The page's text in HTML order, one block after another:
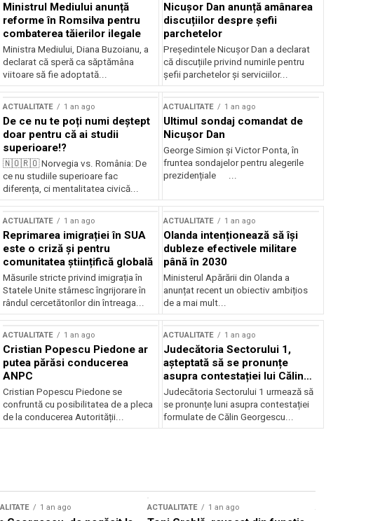
Ministrul Mediului anunță
reforme în Romsilva pentru
combaterea tăierilor ilegale
Ministra Mediului, Diana Buzoianu, a
declarat că speră ca săptămâna
viitoare să fie adoptată...
Nicușor Dan anunță amânarea
discuțiilor despre șefii
parchetelor
Președintele Nicușor Dan a declarat
că discuțiile privind numirile pentru
șefii parchetelor și serviciilor...
ACTUALITATE 1 an ago
De ce nu te poți numi deștept
doar pentru că ai studii
superioare!?
🇳🇴🇷🇴 Norvegia vs. România: De
ce nu studiile superioare fac
diferența, ci mentalitatea civică...
ACTUALITATE 1 an ago
Ultimul sondaj comandat de
Nicușor Dan
George Simion și Victor Ponta, în
fruntea sondajelor pentru alegerile
prezidențiale ...
ACTUALITATE 1 an ago
Reprimarea imigrației în SUA
este o criză și pentru
comunitatea științifică globală
Măsurile stricte privind imigrația în
Statele Unite stârnesc îngrijorare în
rândul cercetătorilor din întreaga...
ACTUALITATE 1 an ago
Olanda intenționează să își
dubleze efectivele militare
până în 2030
Ministerul Apărării din Olanda a
anunțat recent un obiectiv ambițios
de a mai mult...
ACTUALITATE 1 an ago
Cristian Popescu Piedone ar
putea părăsi conducerea
ANPC
Cristian Popescu Piedone se
confruntă cu posibilitatea de a pleca
de la conducerea Autorității...
ACTUALITATE 1 an ago
Judecătoria Sectorului 1,
așteptată să se pronunțe
asupra contestației lui Călin
Georgescu privind controlul
judiciar
Judecătoria Sectorului 1 urmează să
se pronunțe luni asupra contestației
formulate de Călin Georgescu...
1 an ago ACTUALITATE 1 an ago